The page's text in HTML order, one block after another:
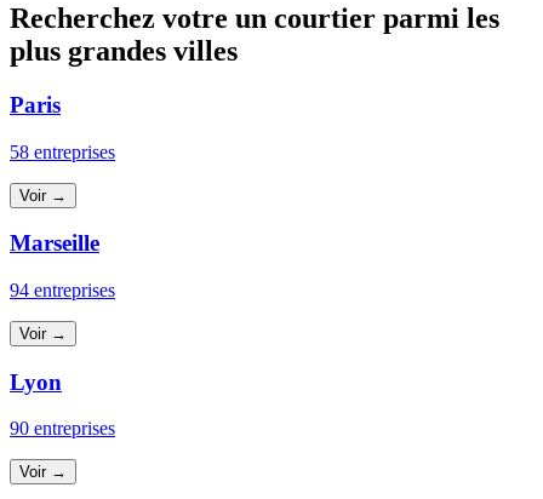
Recherchez votre un courtier parmi les
plus grandes villes
Paris
58 entreprises
Voir →
Marseille
94 entreprises
Voir →
Lyon
90 entreprises
Voir →